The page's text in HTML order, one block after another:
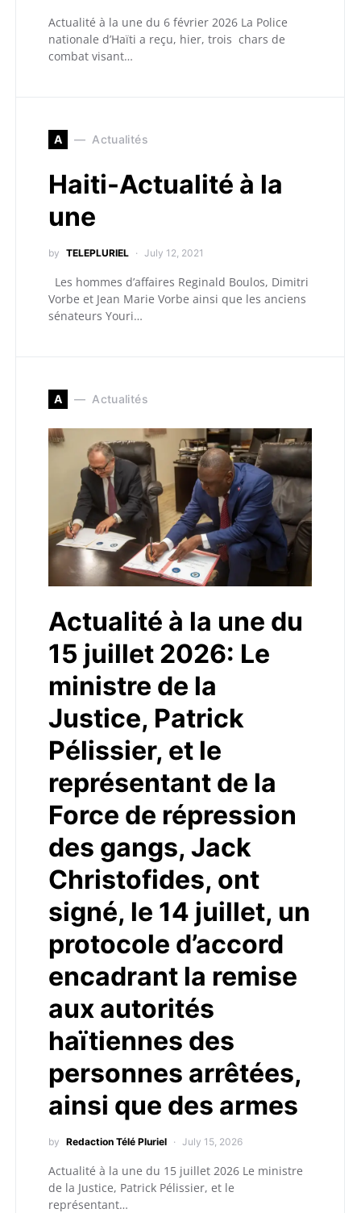
Actualité à la une du 6 février 2026 La Police
nationale d’Haïti a reçu, hier, trois chars de
combat visant…
A Actualités
Haiti-Actualité à la
une
by TELEPLURIEL July 12, 2021
Les hommes d’affaires Reginald Boulos, Dimitri
Vorbe et Jean Marie Vorbe ainsi que les anciens
sénateurs Youri…
A Actualités
Actualité à la une du
15 juillet 2026: Le
ministre de la
Justice, Patrick
Pélissier, et le
représentant de la
Force de répression
des gangs, Jack
Christofides, ont
signé, le 14 juillet, un
protocole d’accord
encadrant la remise
aux autorités
haïtiennes des
personnes arrêtées,
ainsi que des armes
by Redaction Télé Pluriel July 15, 2026
Actualité à la une du 15 juillet 2026 Le ministre
de la Justice, Patrick Pélissier, et le
représentant…